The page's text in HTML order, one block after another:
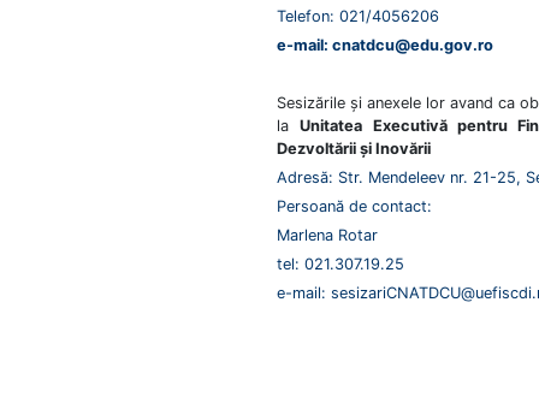
Telefon: 021/4056206
e-mail: cnatdcu@edu.gov.ro
Sesizările și anexele lor avand ca
laUnitatea Executivă pentru
Dezvoltării și Inovării
Adresă: Str. Mendeleev nr. 21-25,
Persoană de contact:
Marlena Rotar
tel: 021.307.19.25
e-mail: